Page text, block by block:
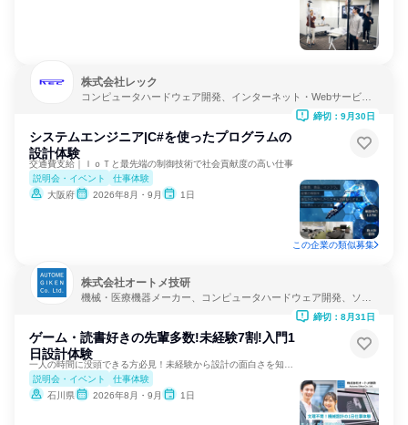
株式会社レック
コンピュータハードウェア開発、インターネット・Webサービ
システムエンジニア|C#を使ったプログラムの
設計体験
交通費支給｜ＩｏＴと最先端の制御技術で社会貢献度の高い仕事
説明会・イベント
仕事体験
大阪府
2026年8月・9月 1日
締切：9月30日
この企業の類似募集
株式会社オートメ技研
機械・医療機器メーカー、コンピュータハードウェア開発、ソフ
ゲーム・読書好きの先輩多数!未経験7割!入門1
日設計体験
説明会・イベント
仕事体験
石川県
2026年8月・9月 1日
締切：8月31日